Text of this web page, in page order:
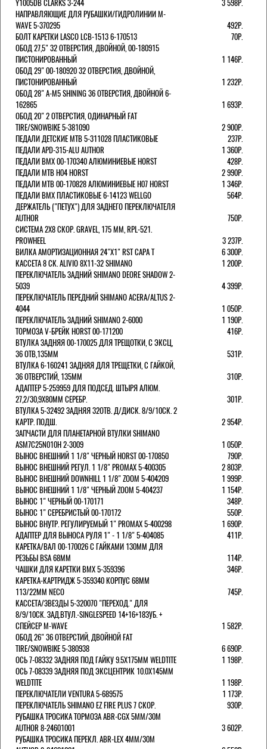
Y1005DB CLARKS 3-244
3 598Р.
НАПРАВЛЯЮЩИЕ ДЛЯ РУБАШКИ/ГИДРОЛИНИИ M-
WAVE 5-370295
492Р.
БОЛТ КАРЕТКИ LASCO LCB-1513 6-170513
70Р.
ОБОД 27,5" 32 ОТВЕРСТИЯ, ДВОЙНОЙ, 00-180915
ПИСТОНИРОВАННЫЙ
1 146Р.
ОБОД 29" 00-180920 32 ОТВЕРСТИЯ, ДВОЙНОЙ,
ПИСТОНИРОВАННЫЙ
1 232Р.
ОБОД 28" A-M5 SHINING 36 ОТВЕРСТИЯ, ДВОЙНОЙ 6-
162865
1 693Р.
ОБОД 20" 2 ОТВЕРСТИЯ, ОДИНАРНЫЙ FAT
TIRE/SNOWBIKE 5-381090
2 900Р.
ПЕДАЛИ ДЕТСКИЕ MTB 5-311028 ПЛАСТИКОВЫЕ
237Р.
ПЕДАЛИ APD-315-ALU AUTHOR
1 360Р.
ПЕДАЛИ BMX 00-170340 АЛЮМИНИЕВЫЕ HORST
428Р.
ПЕДАЛИ MTB H04 HORST
2 990Р.
ПЕДАЛИ MTB 00-170828 АЛЮМИНИЕВЫЕ H07 HORST
1 346Р.
ПЕДАЛИ BMX ПЛАСТИКОВЫЕ 6-14123 WELLGO
564Р.
ДЕРЖАТЕЛЬ ("ПЕТУХ") ДЛЯ ЗАДНЕГО ПЕРЕКЛЮЧАТЕЛЯ
AUTHOR
750Р.
СИСТЕМА 2Х8 СКОР. GRAVEL, 175 ММ, RPL-521.
PROWHEEL
3 237Р.
ВИЛКА АМОРТИЗАЦИОННАЯ 24"Х1" RST CAPA Т
6 300Р.
КАССЕТА 8 СК. ALIVIO 8Х11-32 SHIMANO
1 200Р.
ПЕРЕКЛЮЧАТЕЛЬ ЗАДНИЙ SHIMANO DEORE SHADOW 2-
5039
4 399Р.
ПЕРЕКЛЮЧАТЕЛЬ ПЕРЕДНИЙ SHIMANO ACERA/ALTUS 2-
4044
1 050Р.
ПЕРЕКЛЮЧАТЕЛЬ ЗАДНИЙ SHIMANO 2-6000
1 190Р.
ТОРМОЗА V-БРЕЙК HORST 00-171200
416Р.
ВТУЛКА ЗАДНЯЯ 00-170025 ДЛЯ ТРЕЩОТКИ, С ЭКСЦ,
36 ОТВ,135ММ
531Р.
ВТУЛКА 6-160241 ЗАДНЯЯ ДЛЯ ТРЕЩЕТКИ, С ГАЙКОЙ,
36 ОТВЕРСТИЙ, 135ММ
310Р.
АДАПТЕР 5-259959 ДЛЯ ПОДСЕД. ШТЫРЯ АЛЮМ.
27,2/30,9Х80ММ СЕРЕБР.
301Р.
ВТУЛКА 5-32492 ЗАДНЯЯ 32ОТВ. Д/ДИСК. 8/9/10СК. 2
КАРТР. ПОДШ.
2 954Р.
ЗАПЧАСТИ ДЛЯ ПЛАНЕТАРНОЙ ВТУЛКИ SHIMANO
ASM7C25N010H 2-3009
1 050Р.
ВЫНОС ВНЕШНИЙ 1 1/8" ЧЕРНЫЙ HORST 00-170850
790Р.
ВЫНОС ВНЕШНИЙ РЕГУЛ. 1 1/8" PROMAX 5-400305
2 803Р.
ВЫНОС ВНЕШНИЙ DOWNHILL 1 1/8" ZOOM 5-404209
1 999Р.
ВЫНОС ВНЕШНИЙ 1 1/8" ЧЕРНЫЙ ZOOM 5-404237
1 154Р.
ВЫНОС 1" ЧЕРНЫЙ 00-170171
348Р.
ВЫНОС 1" СЕРЕБРИСТЫЙ 00-170172
550Р.
ВЫНОС ВНУТР. РЕГУЛИРУЕМЫЙ 1" PROMAX 5-400298
1 690Р.
АДАПТЕР ДЛЯ ВЫНОСА РУЛЯ 1" - 1 1/8" 5-404085
411Р.
КАРЕТКА/ВАЛ 00-170026 С ГАЙКАМИ 130ММ ДЛЯ
РЕЗЬБЫ BSA 68ММ
114Р.
ЧАШКИ ДЛЯ КАРЕТКИ BMX 5-359396
346Р.
КАРЕТКА-КАРТРИДЖ 5-359340 КОРПУС 68ММ
113/22ММ NECO
745Р.
КАССЕТА/ЗВЕЗДЫ 5-320070 "ПЕРЕХОД." ДЛЯ
8/9/10СК. ЗАД.ВТУЛ.-SINGLESPEED 14+16+18ЗУБ. +
СПЕЙСЕР M-WAVE
1 582Р.
ОБОД 26" 36 ОТВЕРСТИЙ, ДВОЙНОЙ FAT
TIRE/SNOWBIKE 5-380938
6 690Р.
ОСЬ 7-08332 ЗАДНЯЯ ПОД ГАЙКУ 9.5Х175ММ WELDTITE
1 198Р.
ОСЬ 7-08339 ЗАДНЯЯ ПОД ЭКСЦЕНТРИК 10.0Х145ММ
WELDTITE
1 198Р.
ПЕРЕКЛЮЧАТЕЛИ VENTURA 5-689575
1 173Р.
ПЕРЕКЛЮЧАТЕЛЬ SHIMANO EZ FIRE PLUS 7 СКОР.
930Р.
РУБАШКА ТРОСИКА ТОРМОЗА ABR-CGX 5MM/30M
AUTHOR 8-24601001
3 602Р.
РУБАШКА ТРОСИКА ПЕРЕКЛ. ABR-LEX 4MM/30M